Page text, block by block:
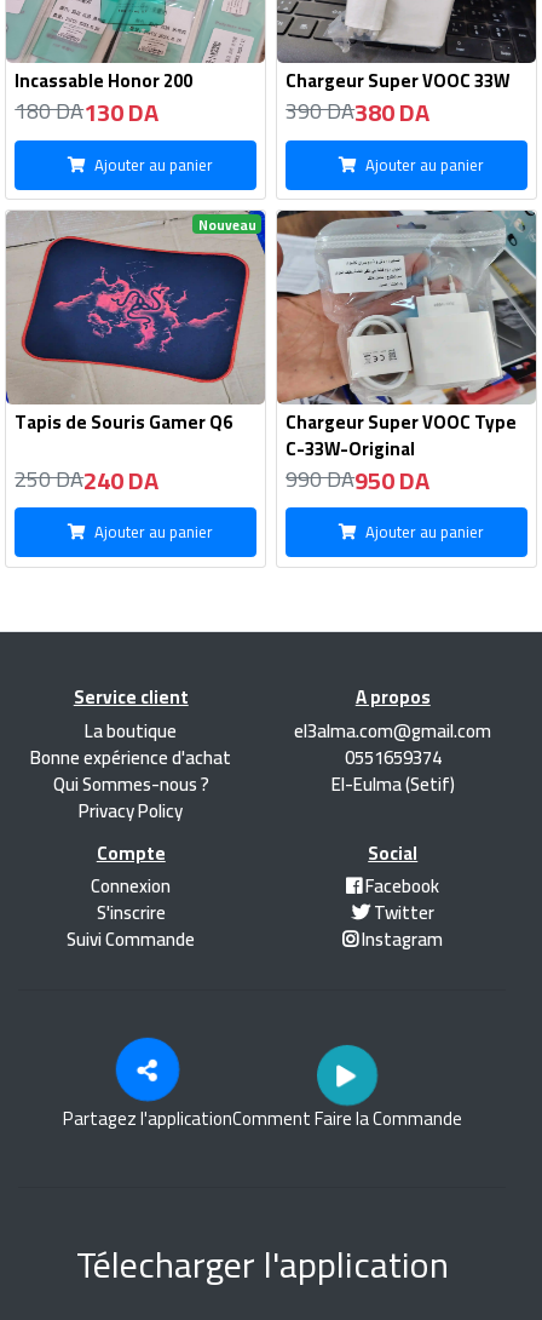
Incassable Honor 200
180 DA130 DA
Ajouter au panier
Chargeur Super VOOC 33W
390 DA380 DA
Ajouter au panier
Nouveau
Tapis de Souris Gamer Q6
250 DA240 DA
Ajouter au panier
Chargeur Super VOOC Type
C-33W-Original
990 DA950 DA
Ajouter au panier
Service client
La boutique
Bonne expérience d'achat
Qui Sommes-nous ?
Privacy Policy
A propos
el3alma.com@gmail.com
0551659374
El-Eulma (Setif)
Compte
Connexion
S'inscrire
Suivi Commande
Social
Facebook
Twitter
Instagram
Partagez l'applicationComment Faire la Commande
Télecharger l'application